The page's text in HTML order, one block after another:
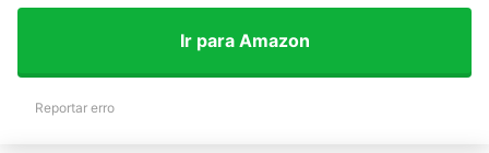
Ir para Amazon
Reportar erro